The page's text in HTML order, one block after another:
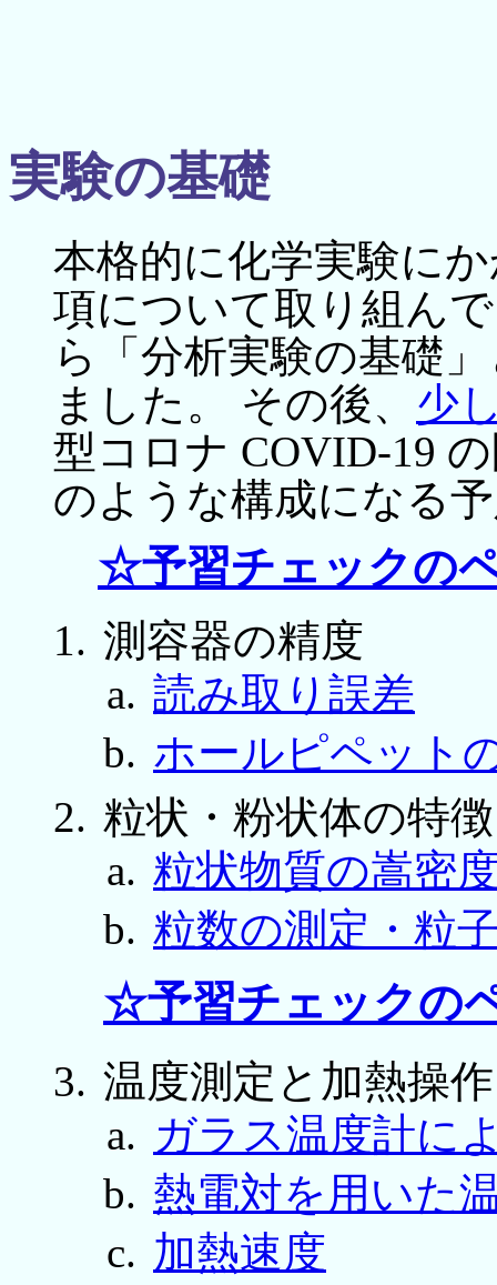
実験の基礎
本格的に化学実験に
項について取り組ん
ら「分析実験の基礎
ました。 その後、 少
型コロナ COVID-19
のような構成になる
☆予習チェックの
測容器の精度
読み取り誤差
ホールピペット
粒状・粉状体の特
粒状物質の嵩密
粒数の測定・粒
☆予習チェックの
温度測定と加熱操作
ガラス温度計に
熱電対を用いた
加熱速度